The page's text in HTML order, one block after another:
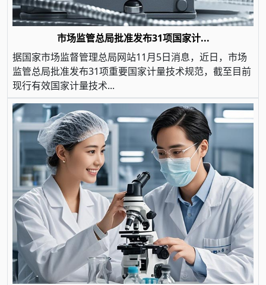
市场监管总局批准发布31项国家计...
据国家市场监督管理总局网站11月5日消息，近日，市场
监管总局批准发布31项重要国家计量技术规范，截至目前
现行有效国家计量技术...